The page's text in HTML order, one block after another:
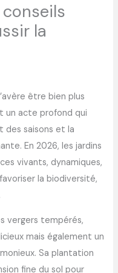
la
être bien plus
un acte profond qui
des saisons et la
En 2026, les jardins
vivants, dynamiques,
la biodiversité,
vergers tempérés,
mais également un
Sa plantation
fine du sol pour